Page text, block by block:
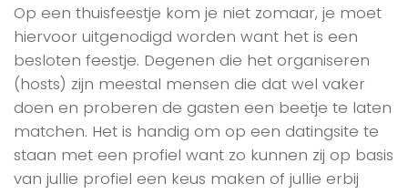
Op een thuisfeestje kom je niet zomaar, je moet
hiervoor uitgenodigd worden want het is een
besloten feestje. Degenen die het organiseren
(hosts) zijn meestal mensen die dat wel vaker
doen en proberen de gasten een beetje te laten
matchen. Het is handig om op een datingsite te
staan met een profiel want zo kunnen zij op basis
van jullie profiel een keus maken of jullie erbij